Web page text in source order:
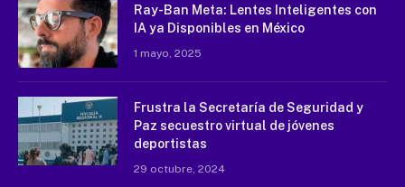
Ray-Ban Meta: Lentes Inteligentes con
IA ya Disponibles en México
1 mayo, 2025
Frustra la Secretaría de Seguridad y
Paz secuestro virtual de jóvenes
deportistas
29 octubre, 2024